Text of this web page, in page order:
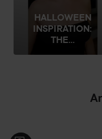
HALLOWEEN
INSPIRATION:
THE...